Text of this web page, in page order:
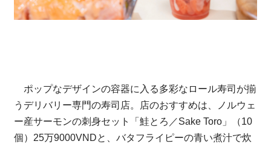
ポップなデザインの容器に入る多彩なロール寿司が揃
うデリバリー専門の寿司店。店のおすすめは、ノルウェ
ー産サーモンの刺身セット「鮭とろ／Sake Toro」（10
個）25万9000VNDと、バタフライピーの青い煮汁で炊